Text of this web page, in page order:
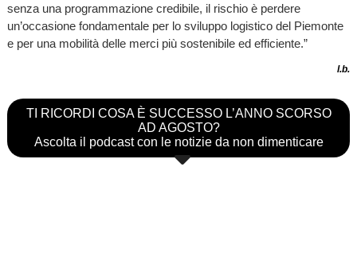
senza una programmazione credibile, il rischio è perdere
un’occasione fondamentale per lo sviluppo logistico del Piemonte
e per una mobilità delle merci più sostenibile ed efficiente.”
l.b.
TI RICORDI COSA È SUCCESSO L’ANNO SCORSO
AD AGOSTO?
Ascolta il podcast con le notizie da non dimenticare